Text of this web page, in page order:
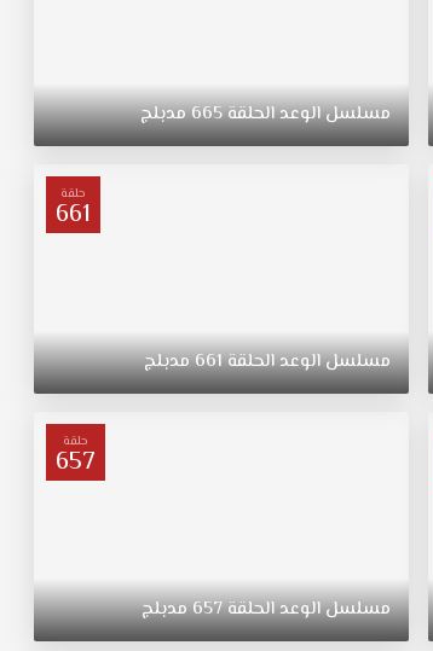
مسلسلالوعدالحلقة665مدبلج
حلقة
661
مسلسلالوعدالحلقة661مدبلج
حلقة
657
مسلسلالوعدالحلقة657مدبلج